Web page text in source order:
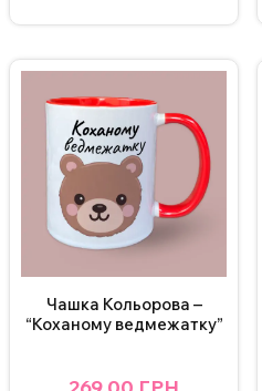
Чашка Кольорова –
“Коханому ведмежатку”